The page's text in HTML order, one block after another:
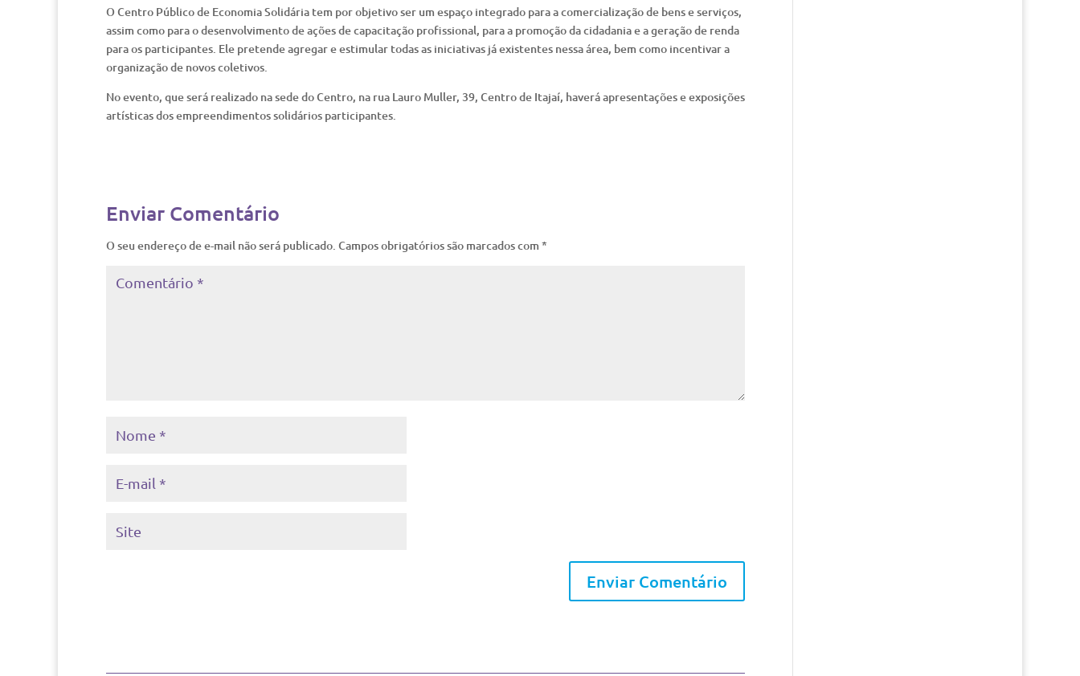
O Centro Público de Economia Solidária tem por objetivo ser um espaço integrado para a comercialização de bens e serviços,
assim como para o desenvolvimento de ações de capacitação profissional, para a promoção da cidadania e a geração de renda
para os participantes. Ele pretende agregar e estimular todas as iniciativas já existentes nessa área, bem como incentivar a
organização de novos coletivos.
No evento, que será realizado na sede do Centro, na rua Lauro Muller, 39, Centro de Itajaí, haverá apresentações e exposições
artísticas dos empreendimentos solidários participantes.
Enviar Comentário
O seu endereço de e-mail não será publicado. Campos obrigatórios são marcados com *